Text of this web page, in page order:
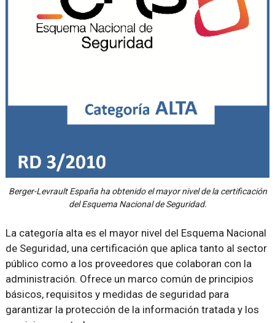
Berger-Levrault España ha obtenido el mayor nivel de la certificación
del Esquema Nacional de Seguridad.
La categoría alta es el mayor nivel del Esquema Nacional
de Seguridad, una certificación que aplica tanto al sector
público como a los proveedores que colaboran con la
administración. Ofrece un marco común de principios
básicos, requisitos y medidas de seguridad para
garantizar la protección de la información tratada y los